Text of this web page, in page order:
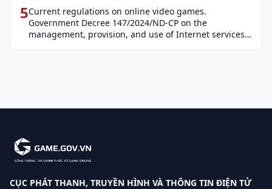
5Current regulations on online video games.
Government Decree 147/2024/ND-CP on the
management, provision, and use of Internet services
CỤC PHÁT THANH, TRUYỀN HÌNH VÀ THÔNG TIN ĐIỆN TỬ